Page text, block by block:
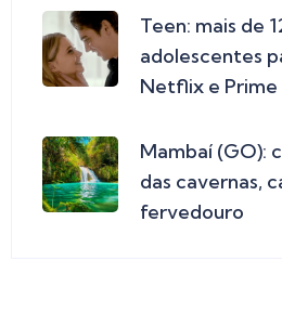
Teen: mais de
adolescentes
Netflix e Prime
Mambaí (GO):
das cavernas,
fervedouro